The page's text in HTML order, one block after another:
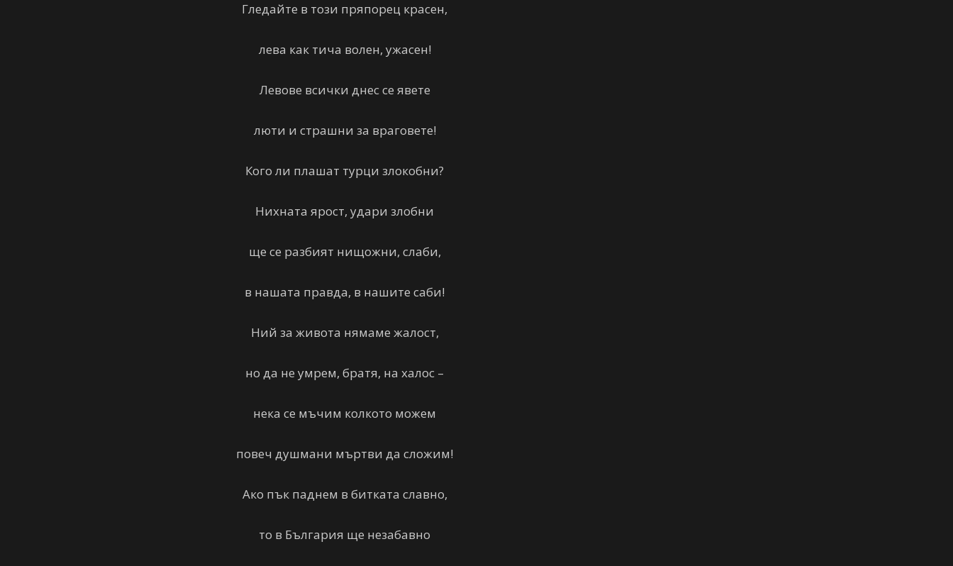
Гледайте в този пряпорец красен,
лева как тича волен, ужасен!
Левове всички днес се явете
люти и страшни за враговете!
Кого ли плашат турци злокобни?
Нихната ярост, удари злобни
ще се разбият нищожни, слаби,
в нашата правда, в нашите саби!
Ний за живота нямаме жалост,
но да не умрем, братя, на халос –
нека се мъчим колкото можем
повеч душмани мъртви да сложим!
Ако пък паднем в битката славно,
то в България ще незабавно